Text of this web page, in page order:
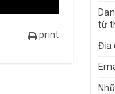
print
từ
Địa